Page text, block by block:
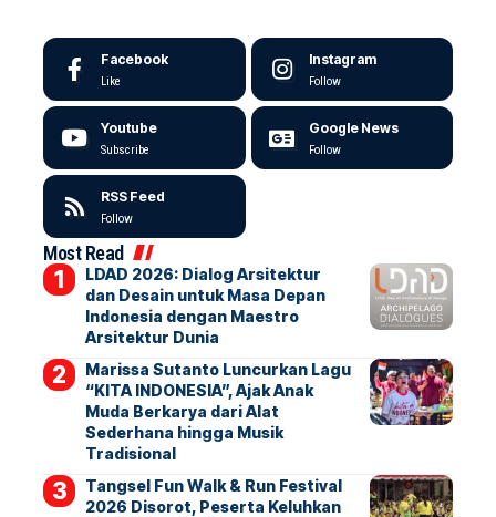
Facebook
Like
Instagram
Follow
Youtube
Subscribe
Google News
Follow
RSS Feed
Follow
Most Read
LDAD 2026: Dialog Arsitektur
dan Desain untuk Masa Depan
Indonesia dengan Maestro
Arsitektur Dunia
Marissa Sutanto Luncurkan Lagu
“KITA INDONESIA”, Ajak Anak
Muda Berkarya dari Alat
Sederhana hingga Musik
Tradisional
Tangsel Fun Walk & Run Festival
2026 Disorot, Peserta Keluhkan